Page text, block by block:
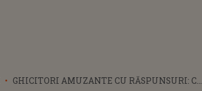
GHICITORI AMUZANTE CU RĂSPUNSURI: CE